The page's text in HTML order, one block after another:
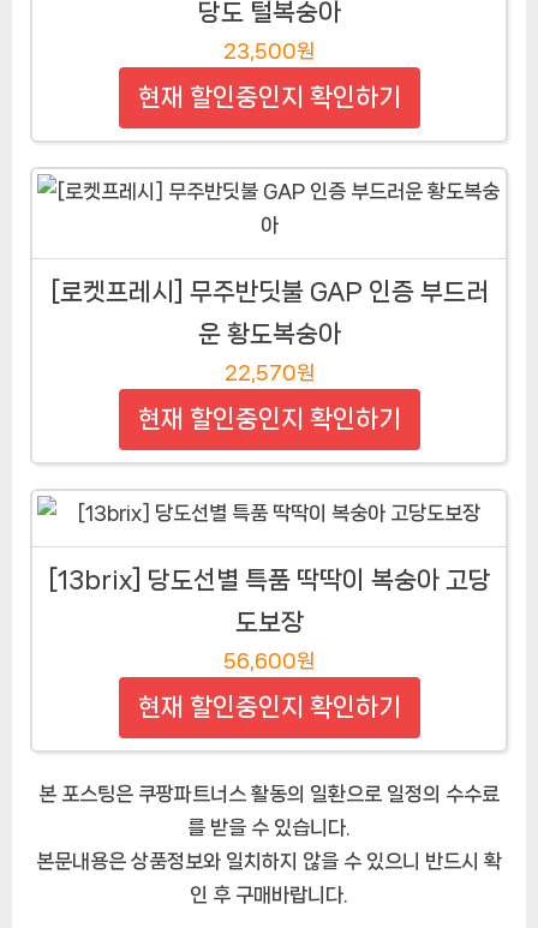
당도 털복숭아
23,500원
현재 할인중인지 확인하기
[로켓프레시] 무주반딧불 GAP 인증 부드러
운 황도복숭아
22,570원
현재 할인중인지 확인하기
[13brix] 당도선별 특품 딱딱이 복숭아 고당
도보장
56,600원
현재 할인중인지 확인하기
본 포스팅은 쿠팡파트너스 활동의 일환으로 일정의 수수료
를 받을 수 있습니다.
본문내용은 상품정보와 일치하지 않을 수 있으니 반드시 확
인 후 구매바랍니다.